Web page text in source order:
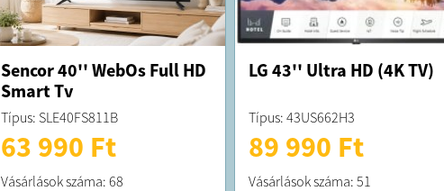
Sencor 40'' WebOs Full HD
Smart Tv
Típus: SLE40FS811B
63 990 Ft
Vásárlások száma: 68
LG 43'' Ultra HD (4K TV)
Típus: 43US662H3
89 990 Ft
Vásárlások száma: 51